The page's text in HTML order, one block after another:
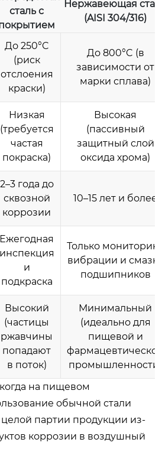
сталь с
Нержавеющая
(AISI 304/316)
До 250°C
(риск
отслоения
краски)
До 800°C (в
зависимости от
марки сплава)
Низкая
(требуется
частая
покраска)
Высокая
(пассивный
защитный слой
оксида хрома)
2–3 года до
сквозной
коррозии
10–15 лет и более
Ежегодная
инспекция
и
подкраска
Только
вибрации и
подшипников
Высокий
(частицы
ржавчины
попадают
в поток)
Минимальный
(идеально для
пищевой и
промышленности)
на пищевом
обычной стали
партии продукции из-
коррозии в воздушный